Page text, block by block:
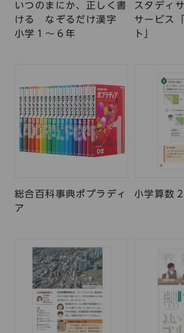
いつのまにか、正しく書
ける なぞるだけ漢字
小学１〜６年
スタディ
サービス
ト」
総合百科事典ポプラディ
ア
小学算数